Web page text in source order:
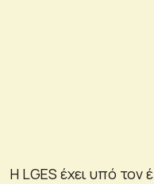
Η LGES έχει υπό τον